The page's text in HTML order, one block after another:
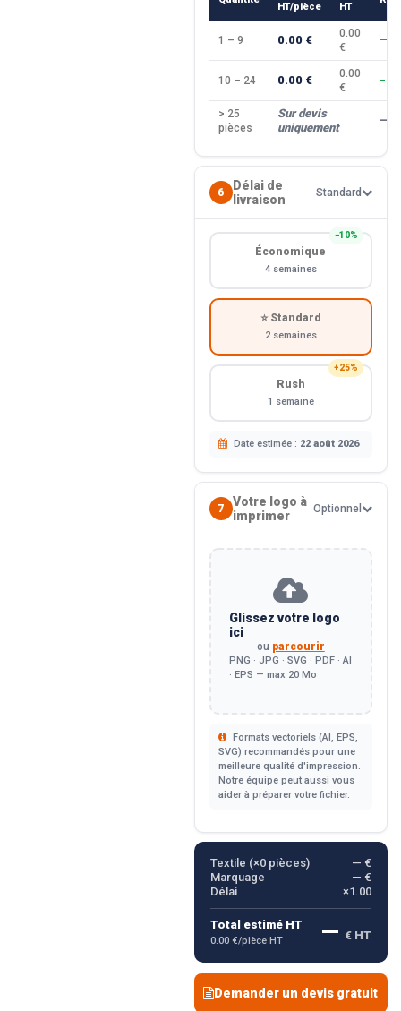
HT/pièce HT
1 – 9 0.00 €
0.00
€
—
10 – 24 0.00 €
0.00
€
> 25
pièces
Sur devis
uniquement
—
6
Délai de
livraison
Standard
−10%
Économique
4 semaines
⭐ Standard
2 semaines
+25%
Rush
1 semaine
Date estimée : 22 août 2026
7
Votre logo à
imprimer
Optionnel
Glissez votre logo
ici
ou parcourir
PNG · JPG · SVG · PDF · AI
· EPS — max 20 Mo
Formats vectoriels (AI, EPS,
SVG) recommandés pour une
meilleure qualité d'impression.
Notre équipe peut aussi vous
aider à préparer votre fichier.
Textile (×0pièces)
— €
Marquage
— €
Délai
×1.00
Total estimé HT
0.00 €/pièce HT — € HT
Demander un devis gratuit